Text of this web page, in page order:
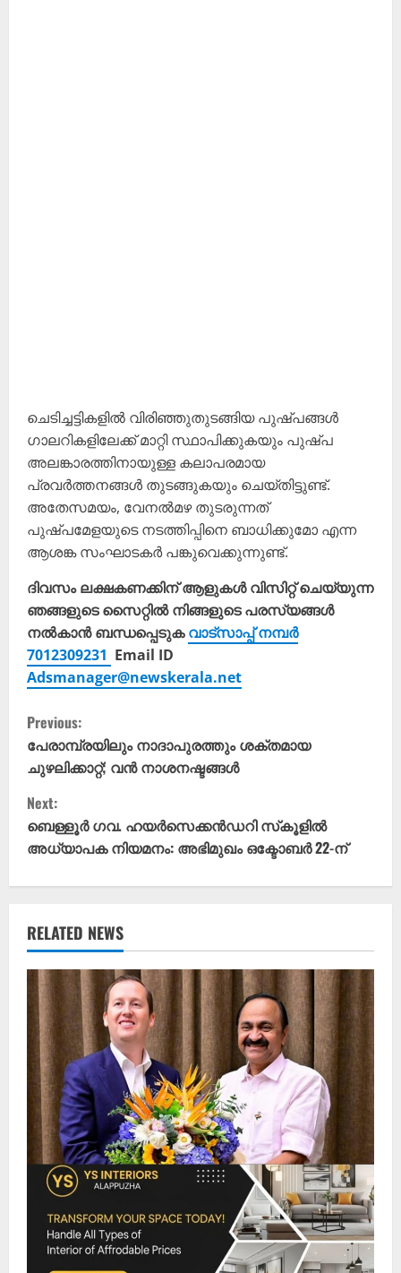
ചെടിച്ചട്ടികളിൽ വിരിഞ്ഞുതുടങ്ങിയ പുഷ്പങ്ങൾ
ഗാലറികളിലേക്ക് മാറ്റി സ്ഥാപിക്കുകയും പുഷ്പ
അലങ്കാരത്തിനായുള്ള കലാപരമായ
പ്രവർത്തനങ്ങൾ തുടങ്ങുകയും ചെയ്തിട്ടുണ്ട്.
അതേസമയം, വേനൽമഴ തുടരുന്നത്
പുഷ്പമേളയുടെ നടത്തിപ്പിനെ ബാധിക്കുമോ എന്ന
ആശങ്ക സംഘാടകർ പങ്കുവെക്കുന്നുണ്ട്.
ദിവസം ലക്ഷകണക്കിന് ആളുകൾ വിസിറ്റ് ചെയ്യുന്ന
ഞങ്ങളുടെ സൈറ്റിൽ നിങ്ങളുടെ പരസ്യങ്ങൾ
നൽകാൻ ബന്ധപ്പെടുകവാട്സാപ്പ് നമ്പർ
7012309231 Email ID
Adsmanager@newskerala.net
C
o
n
t
i
u
e
R
e
a
d
i
Previous:
പേരാമ്പ്രയിലും നാദാപുരത്തും ശക്തമായ
ചുഴലിക്കാറ്റ്; വൻ നാശനഷ്ടങ്ങൾ
Next:
ബെള്ളൂർ ഗവ. ഹയർസെക്കൻഡറി സ്‌കൂളിൽ
അധ്യാപക നിയമനം: അഭിമുഖം ഒക്ടോബർ 22-ന്
RELATED NEWS